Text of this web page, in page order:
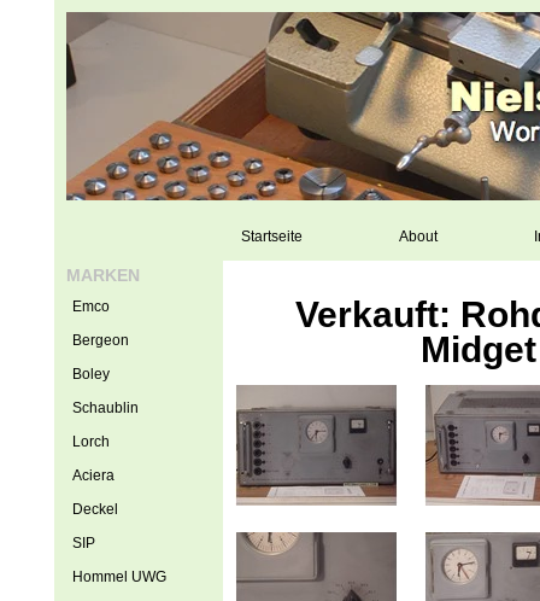
Startseite About
Verkauft:
MARKEN
Emco
Bergeon
Boley
Schaublin
Lorch
Aciera
Deckel
SIP
Hommel UWG